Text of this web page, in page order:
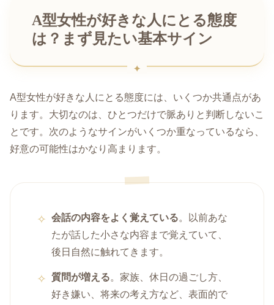
A型女性が好きな人にとる態度
は？まず見たい基本サイン
A型女性が好きな人にとる態度には、いくつか共通点があ
ります。大切なのは、ひとつだけで脈ありと判断しないこ
とです。次のようなサインがいくつか重なっているなら、
好意の可能性はかなり高まります。
会話の内容をよく覚えている。以前あな
たが話した小さな内容まで覚えていて、
後日自然に触れてきます。
質問が増える。家族、休日の過ごし方、
好き嫌い、将来の考え方など、表面的で